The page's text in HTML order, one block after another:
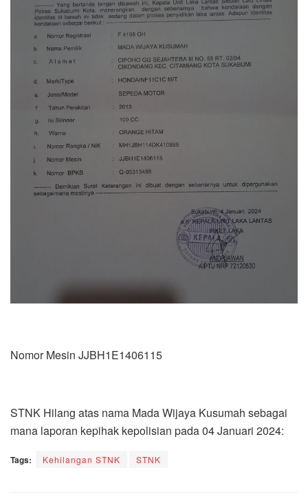
Nomor Mesin JJBH1E1406115
STNK Hilang atas nama Mada Wijaya Kusumah sebagai
mana laporan kepihak kepolisian pada 04 Januari 2024:
Tags: Kehilangan STNK STNK